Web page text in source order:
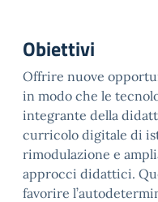
Obiettivi
Offrire nuove
in modo che le
integrante della
curricolo digitale di
rimodulazione e
approcci didattici.
favorire